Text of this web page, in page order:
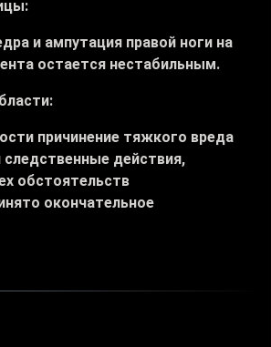
и ампутация правой ноги на
остается нестабильным.
причинение тяжкого вреда
действия,
обстоятельств
окончательное